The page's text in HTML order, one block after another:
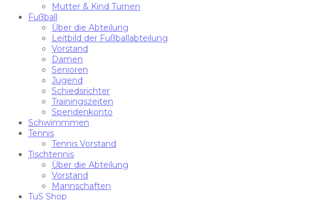
Mutter & Kind Turnen
Fußball
Über die Abteilung
Leitbild der Fußballabteilung
Vorstand
Damen
Senioren
Jugend
Schiedsrichter
Trainingszeiten
Spendenkonto
Schwimmmen
Tennis
Tennis Vorstand
Tischtennis
Über die Abteilung
Vorstand
Mannschaften
TuS Shop